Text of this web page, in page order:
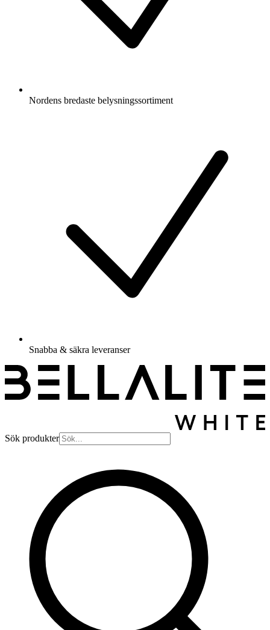
Nordens bredaste belysningssortiment
Snabba & säkra leveranser
Sök produkter